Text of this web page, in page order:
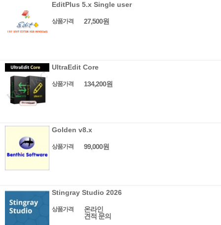
EditPlus 5.x Single user
상품가격 27,500원
UltraEdit Core
상품가격 134,200원
Golden v8.x
상품가격 99,000원
Stingray Studio 2026
상품가격
온라인
견적 문의